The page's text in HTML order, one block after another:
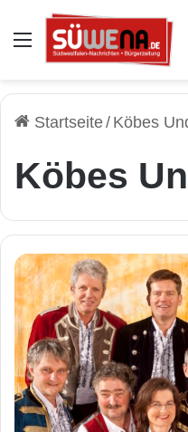
Auswahl
Startseite/ Köbes
Köbes